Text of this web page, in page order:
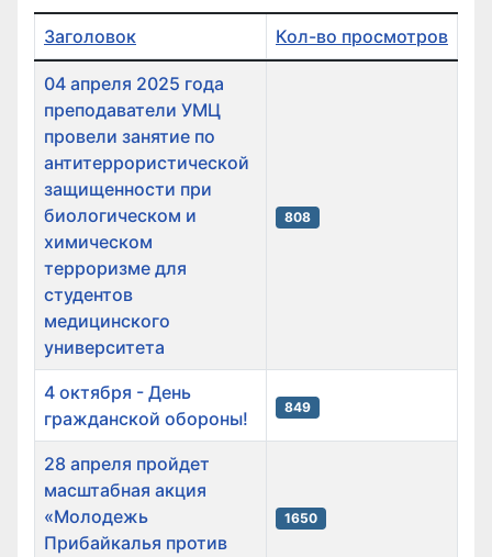
Список материалов
Заголовок Кол-во просмотров
04 апреля 2025 года
преподаватели УМЦ
провели занятие по
антитеррористической
защищенности при
биологическом и
химическом
терроризме для
студентов
медицинского
университета
808
4 октября - День
гражданской обороны!
849
28 апреля пройдет
масштабная акция
«Молодежь
Прибайкалья против
1650